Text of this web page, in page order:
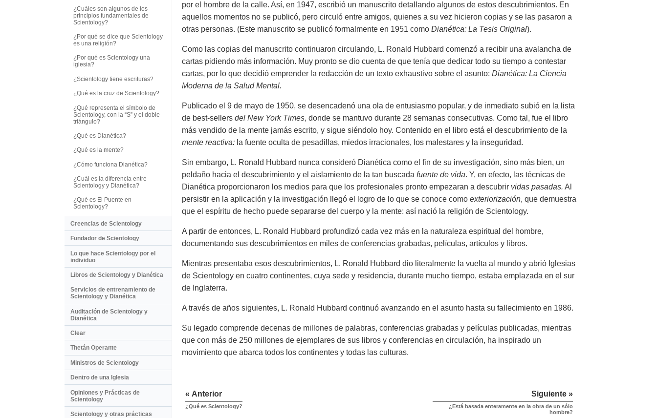
por el hombre de la calle. Así, en 1947, escribió un manuscrito detallando algunos de estos descubrimientos. En
aquellos momentos no se publicó, pero circuló entre amigos, quienes a su vez hicieron copias y se las pasaron a
otras personas. (Este manuscrito se publicó formalmente en 1951 como Dianética: La Tesis Original).
Como las copias del manuscrito continuaron circulando, L. Ronald Hubbard comenzó a recibir una avalancha de
cartas pidiendo más información. Muy pronto se dio cuenta de que tenía que dedicar todo su tiempo a contestar
cartas, por lo que decidió emprender la redacción de un texto exhaustivo sobre el asunto: Dianética: La Ciencia
Moderna de la Salud Mental.
Publicado el 9 de mayo de 1950, se desencadenó una ola de entusiasmo popular, y de inmediato subió en la lista
de best-sellers del New York Times, donde se mantuvo durante 28 semanas consecutivas. Como tal, fue el libro
más vendido de la mente jamás escrito, y sigue siéndolo hoy. Contenido en el libro está el descubrimiento de la
mente reactiva: la fuente oculta de pesadillas, miedos irracionales, los malestares y la inseguridad.
Sin embargo, L. Ronald Hubbard nunca consideró Dianética como el fin de su investigación, sino más bien, un
peldaño hacia el descubrimiento y el aislamiento de la tan buscada fuente de vida. Y, en efecto, las técnicas de
Dianética proporcionaron los medios para que los profesionales pronto empezaran a descubrir vidas pasadas. Al
persistir en la aplicación y la investigación llegó el logro de lo que se conoce como exteriorización, que demuestra
que el espíritu de hecho puede separarse del cuerpo y la mente: así nació la religión de Scientology.
A partir de entonces, L. Ronald Hubbard profundizó cada vez más en la naturaleza espiritual del hombre,
documentando sus descubrimientos en miles de conferencias grabadas, películas, artículos y libros.
Mientras presentaba esos descubrimientos, L. Ronald Hubbard dio literalmente la vuelta al mundo y abrió Iglesias
de Scientology en cuatro continentes, cuya sede y residencia, durante mucho tiempo, estaba emplazada en el sur
de Inglaterra.
A través de años siguientes, L. Ronald Hubbard continuó avanzando en el asunto hasta su fallecimiento en 1986.
Su legado comprende decenas de millones de palabras, conferencias grabadas y películas publicadas, mientras
que con más de 250 millones de ejemplares de sus libros y conferencias en circulación, ha inspirado un
movimiento que abarca todos los continentes y todas las culturas.
« Anterior
¿Qué es Scientology?
Siguiente »
¿Está basada enteramente en la obra de un sólo
hombre?
¿Cuáles son algunos de los
principios fundamentales de
Scientology?
¿Por qué se dice que Scientology
es una religión?
¿Por qué es Scientology una
iglesia?
¿Scientology tiene escrituras?
¿Qué es la cruz de Scientology?
¿Qué representa el símbolo de
Scientology, con la “S” y el doble
triángulo?
¿Qué es Dianética?
¿Qué es la mente?
¿Cómo funciona Dianética?
¿Cuál es la diferencia entre
Scientology y Dianética?
¿Qué es El Puente en
Scientology?
Creencias de Scientology
Fundador de Scientology
Lo que hace Scientology por el
individuo
Libros de Scientology y Dianética
Servicios de entrenamiento de
Scientology y Dianética
Auditación de Scientology y
Dianética
Clear
Thetán Operante
Ministros de Scientology
Dentro de una Iglesia
Opiniones y Prácticas de
Scientology
Scientology y otras prácticas